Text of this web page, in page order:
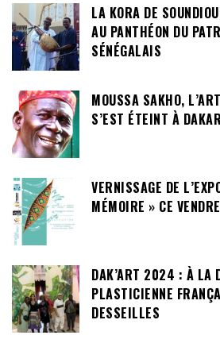
LA KORA DE
AU PANTHÉON DU
SÉNÉGALAIS
MOUSSA SAKHO,
S’EST ÉTEINT À DAKAR
VERNISSAGE DE
MÉMOIRE » CE
DAK’ART 2024 : À LA
PLASTICIENNE
DESSEILLES